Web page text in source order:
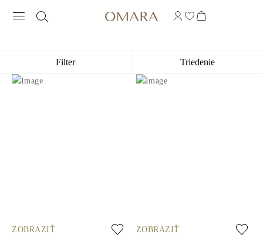
NÁHRDELNÍKY S INICIÁLMI
Filter Triedenie
ZOBRAZIŤ ZOBRAZIŤ